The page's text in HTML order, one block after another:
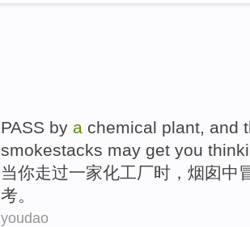
PASS by a chemical plant, and
smokestacks may get you
当你走过一家化工厂时， 烟囱中
考。
youdao